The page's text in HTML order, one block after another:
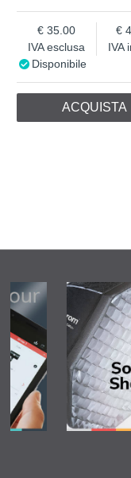
IVA esclusa
35.00
IVA
Disponibile
ACQUISTA